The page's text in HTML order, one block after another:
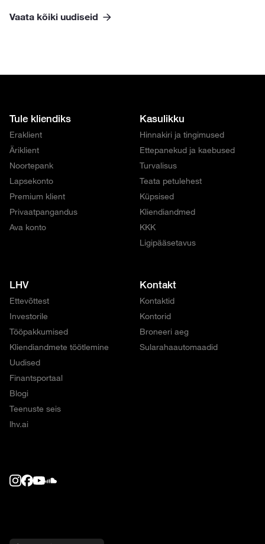
Vaata kõiki uudiseid
Tule kliendiks
Eraklient
Äriklient
Noortepank
Lapsekonto
Premium klient
Privaatpangandus
Ava konto
Kasulikku
Hinnakiri ja tingimused
Ettepanekud ja kaebused
Turvalisus
Teata petulehest
Küpsised
Kliendiandmed
KKK
Ligipääsetavus
LHV
Ettevõttest
Investorile
Tööpakkumised
Kliendiandmete töötlemine
Uudised
Finantsportaal
Blogi
Teenuste seis
lhv.ai
Kontakt
Kontaktid
Kontorid
Broneeri aeg
Sularahaautomaadid